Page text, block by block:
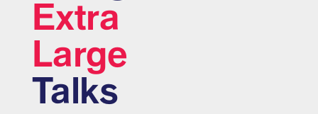
Extra
Large
Talks